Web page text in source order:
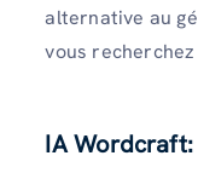
alternative au
vous
IA Wordcraft: